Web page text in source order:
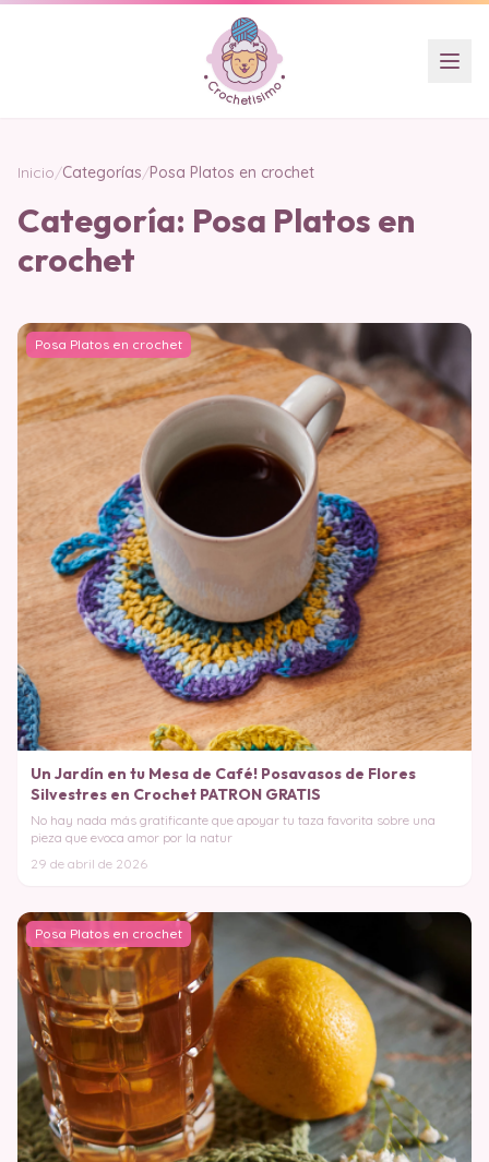
Inicio/Categorías/Posa Platos en crochet
Categoría: Posa Platos en
crochet
Posa Platos en crochet
Un Jardín en tu Mesa de Café! Posavasos de Flores
Silvestres en Crochet PATRON GRATIS
No hay nada más gratificante que apoyar tu taza favorita sobre una
pieza que evoca amor por la natur
29 de abril de 2026
Posa Platos en crochet